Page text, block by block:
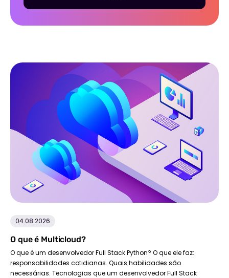
04.08.2026
O que é Multicloud?
O que é um desenvolvedor Full Stack Python? O que ele faz:
responsabilidades cotidianas. Quais habilidades são
necessárias. Tecnologias que um desenvolvedor Full Stack